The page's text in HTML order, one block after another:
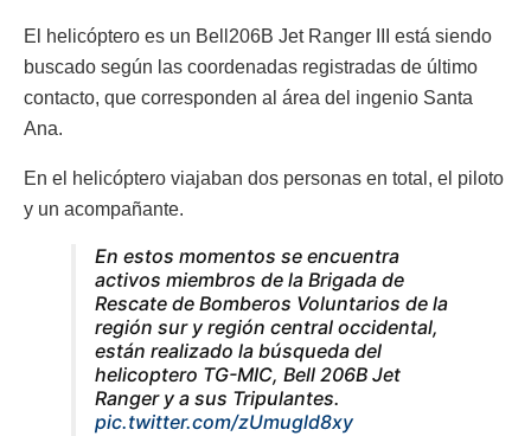
El helicóptero es un Bell206B Jet Ranger III está siendo
buscado según las coordenadas registradas de último
contacto, que corresponden al área del ingenio Santa
Ana.
En el helicóptero viajaban dos personas en total, el piloto
y un acompañante.
En estos momentos se encuentra
activos miembros de la Brigada de
Rescate de Bomberos Voluntarios de la
región sur y región central occidental,
están realizado la búsqueda del
helicoptero TG-MIC, Bell 206B Jet
Ranger y a sus Tripulantes.
pic.twitter.com/zUmugld8xy